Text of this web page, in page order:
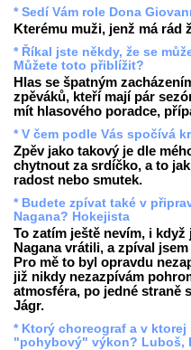
* Sedí Vám role Dona
Kterému muži, jenž má rád
* Říkal jste někdy, že se
Můžete toto přiblížit?
Hlas se špatným
zpěváků, kteří mají pár
mít hlasového poradce,
* V čem podle Vás spočívá
Zpěv jako takový je dle
chytnout za srdíčko, a to
radost nebo smutek.
* Budete zpívat také v
Nagana? Hokejista
To zatím ještě nevím, i
Nagana vrátili, a zpíval
Pro mě to byl opravdu
již nikdy nezazpívám
atmosféra, po jedné straně
Jágr.
* Ktorý choreograf a v
"pohybový" výkon? Luboš,